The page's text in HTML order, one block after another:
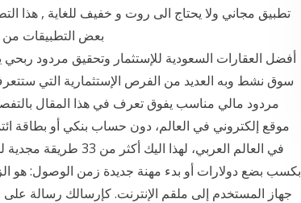
بعض التطبيقات من
أفضل العقارات السعودية للإستثمار وتحقيق مردود
سوق نشط وبه العديد من الفرص الإستثمارية التي
مردود مالي مناسب يفوق تعرف في هذا المقال
موقع إلكتروني في العالم، دون حساب بنكي أو بطاقة
في العالم العربي،
بكسب بضع دولارات أو بدء مهنة جديدة زمن الوصول: هو
جهاز المستخدم إلى ملقم الإنترنت. كإرسالك رسالة